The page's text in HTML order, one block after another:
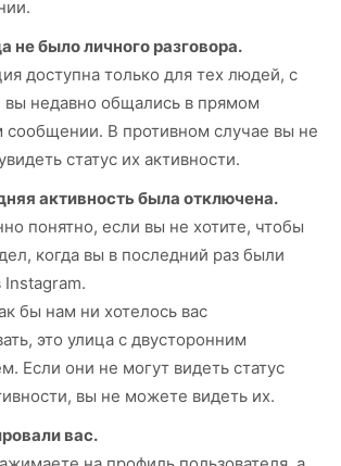
не было личного разговора.
доступна только для тех людей, с
вы недавно общались в прямом
сообщении. В противном случае вы не
статус их активности.
активность была отключена.
понятно, если вы не хотите, чтобы
когда вы в последний раз были
Instagram.
бы нам ни хотелось вас
это улица с двусторонним
Если они не могут видеть статус
вы не можете видеть их.
вас.